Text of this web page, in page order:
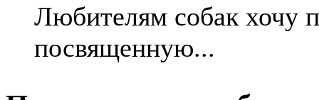
Любителям собак хочу
посвященную...